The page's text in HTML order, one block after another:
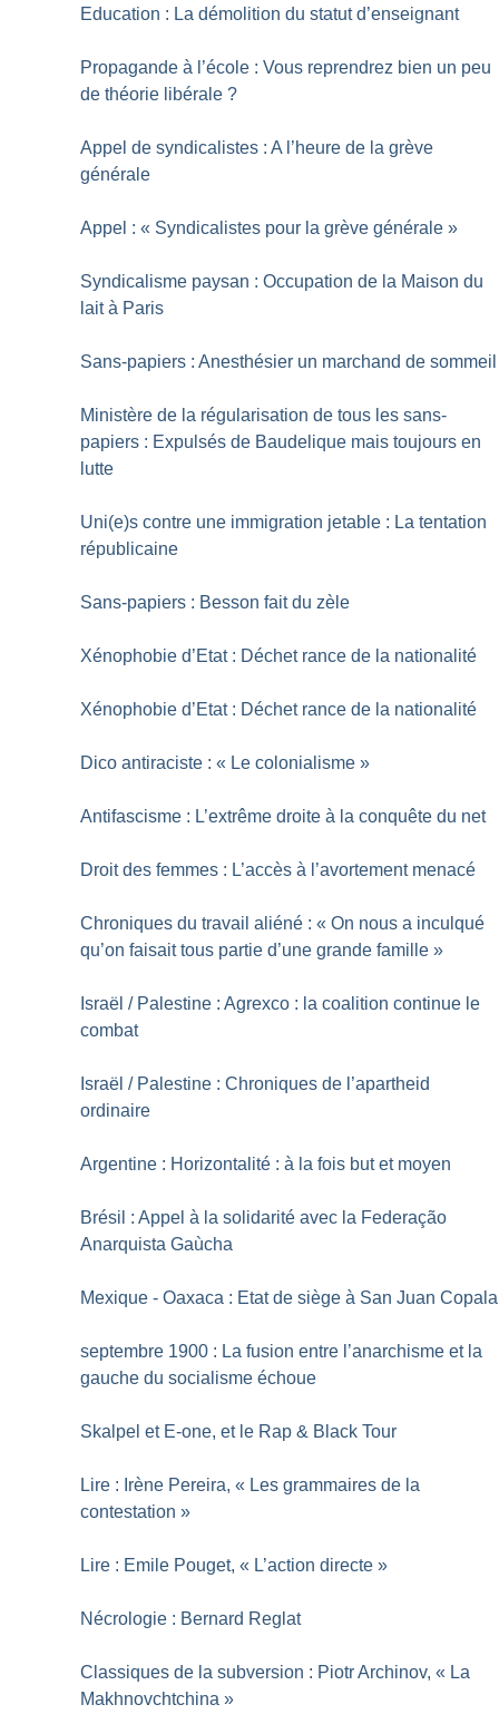
Education : La démolition du statut d’enseignant
Propagande à l’école : Vous reprendrez bien un peu
de théorie libérale ?
Appel de syndicalistes : A l’heure de la grève
générale
Appel : « Syndicalistes pour la grève générale »
Syndicalisme paysan : Occupation de la Maison du
lait à Paris
Sans-papiers : Anesthésier un marchand de sommeil
Ministère de la régularisation de tous les sans-
papiers : Expulsés de Baudelique mais toujours en
lutte
Uni(e)s contre une immigration jetable : La tentation
républicaine
Sans-papiers : Besson fait du zèle
Xénophobie d’Etat : Déchet rance de la nationalité
Xénophobie d’Etat : Déchet rance de la nationalité
Dico antiraciste : « Le colonialisme »
Antifascisme : L’extrême droite à la conquête du net
Droit des femmes : L’accès à l’avortement menacé
Chroniques du travail aliéné : « On nous a inculqué
qu’on faisait tous partie d’une grande famille »
Israël / Palestine : Agrexco : la coalition continue le
combat
Israël / Palestine : Chroniques de l’apartheid
ordinaire
Argentine : Horizontalité : à la fois but et moyen
Brésil : Appel à la solidarité avec la Federação
Anarquista Gaùcha
Mexique - Oaxaca : Etat de siège à San Juan Copala
septembre 1900 : La fusion entre l’anarchisme et la
gauche du socialisme échoue
Skalpel et E-one, et le Rap & Black Tour
Lire : Irène Pereira, « Les grammaires de la
contestation »
Lire : Emile Pouget, « L’action directe »
Nécrologie : Bernard Reglat
Classiques de la subversion : Piotr Archinov, « La
Makhnovchtchina »